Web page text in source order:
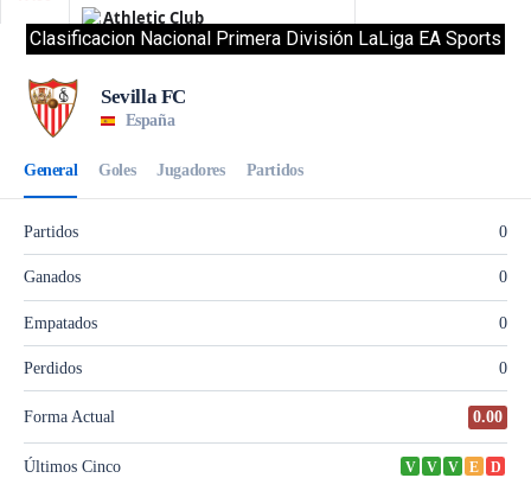
Clasificacion Nacional Primera División LaLiga EA Sports